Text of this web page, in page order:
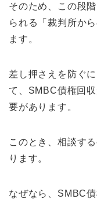
そのため、この段
られる「裁判所か
ます。
差し押さえを防ぐ
て、SMBC債権回
要があります。
このとき、相談す
ります。
なぜなら、SMBC